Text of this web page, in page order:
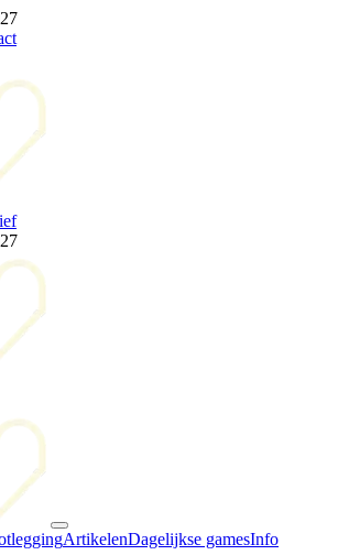
ArtikelenDagelijkse gamesInfo